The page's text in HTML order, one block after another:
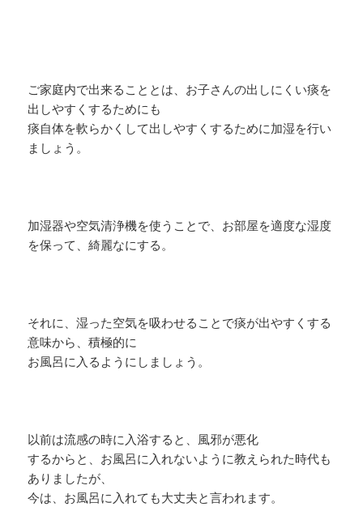
ご家庭内で出来ることとは、お子さんの出しにくい痰を
出しやすくするためにも
痰自体を軟らかくして出しやすくするために加湿を行い
ましょう。
加湿器や空気清浄機を使うことで、お部屋を適度な湿度
を保って、綺麗なにする。
それに、湿った空気を吸わせることで痰が出やすくする
意味から、積極的に
お風呂に入るようにしましょう。
以前は流感の時に入浴すると、風邪が悪化
するからと、お風呂に入れないように教えられた時代も
ありましたが、
今は、お風呂に入れても大丈夫と言われます。